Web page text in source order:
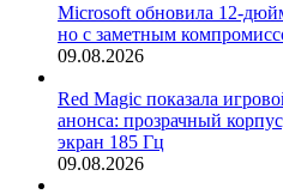
Microsoft обновила 12-
но с заметным
09.08.2026
Red Magic показала
анонса: прозрачный
экран 185 Гц
09.08.2026